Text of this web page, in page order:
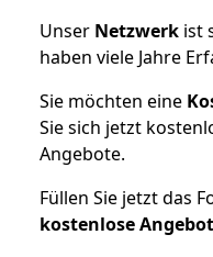
Unser Netzwerk ist
haben viele Jahre
Sie möchten eine
Sie sich jetzt
Angebote.
Füllen Sie jetzt das
kostenlose